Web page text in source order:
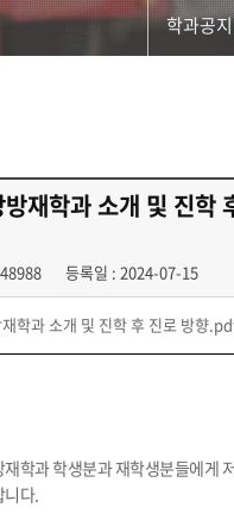
학과공지
학사일정
학생회
동아리
궁금합니
재학과 소개 및 진학
등록일 : 2024-07-15
학과 소개 및 진학 후 진로 방향
학과 학생분과 재학생분들에게
니다.